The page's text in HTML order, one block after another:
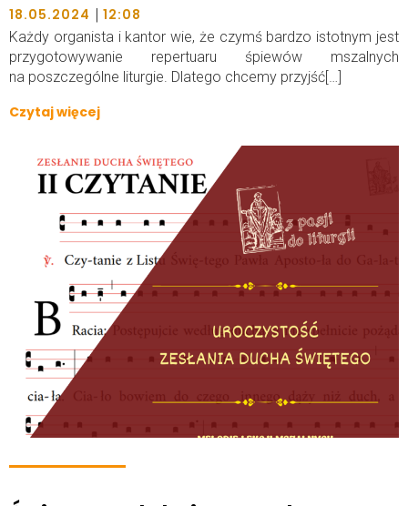
18.05.2024 | 12:08
Każdy organista i kantor wie, że czymś bardzo istotnym jest
przygotowywanie repertuaru śpiewów mszalnych
na poszczególne liturgie. Dlatego chcemy przyjść[…]
Czytaj więcej